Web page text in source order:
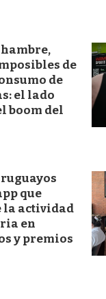
de
de
el lado
boom del
que
la actividad
en
y premios